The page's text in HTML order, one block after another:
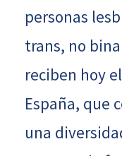
personas
trans, no
reciben hoy
España, que
una